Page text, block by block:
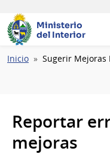
Ministerio
del Interior
Ruta
Inicio Sugerir Mejoras
Reportar
mejoras